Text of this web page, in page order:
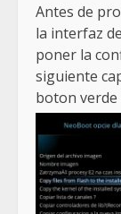
Antes de
la interfaz
poner la
siguiente
boton